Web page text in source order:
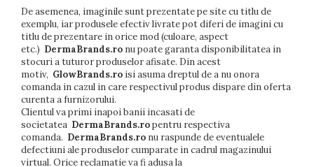
De asemenea, imaginile sunt prezentate pe site cu titlu de
exemplu, iar produsele efectiv livrate pot diferi de imagini cu
titlu de prezentare in orice mod (culoare, aspect
etc.) DermaBrands.ro nu poate garanta disponibilitatea in
stocuri a tuturor produselor afisate. Din acest
motiv, GlowBrands.ro isi asuma dreptul de a nu onora
comanda in cazul in care respectivul produs dispare din oferta
curenta a furnizorului.
Clientul va primi inapoi banii incasati de
societatea DermaBrands.ropentru respectiva
comanda. DermaBrands.ro nu raspunde de eventualele
defectiuni ale produselor cumparate in cadrul magazinului
virtual. Orice reclamatie va fi adusa la